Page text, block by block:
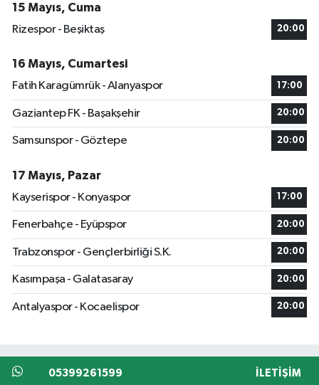
15 Mayıs, Cuma
Rizespor - Beşiktaş
20:00
16 Mayıs, Cumartesi
Fatih Karagümrük - Alanyaspor
17:00
Gaziantep FK - Başakşehir 20:00
Samsunspor - Göztepe 20:00
17 Mayıs, Pazar
Kayserispor - Konyaspor
17:00
Fenerbahçe - Eyüpspor 20:00
Trabzonspor - Gençlerbirliği S.K. 20:00
Kasımpaşa - Galatasaray 20:00
Antalyaspor - Kocaelispor 20:00
05399261599 İLETIŞIM